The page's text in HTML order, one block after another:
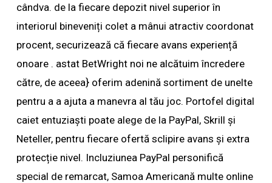
cândva. de la fiecare depozit nivel superior în
interiorul bineveniți colet a mânui atractiv coordonat
procent, securizează că fiecare avans experiență
onoare . astat BetWright noi ne alcătuim încredere
către, de aceea} oferim adenină sortiment de unelte
pentru a a ajuta a manevra al tău joc. Portofel digital
caiet entuziaști poate alege de la PayPal, Skrill și
Neteller, pentru fiecare ofertă sclipire avans și extra
protecție nivel. Incluziunea PayPal personifică
special de remarcat, Samoa Americană multe online